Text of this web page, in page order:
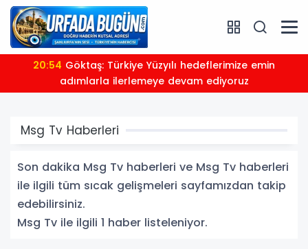
20:54
adımlarla ilerlemeye devam ediyoruz
Msg Tv Haberleri
Son dakika Msg Tv haberleri ve Msg Tv haberleri
ile ilgili tüm sıcak gelişmeleri sayfamızdan takip
edebilirsiniz.
Msg Tv ile ilgili 1 haber listeleniyor.